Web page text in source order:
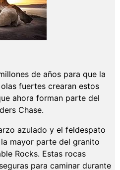
de años para que la
fuertes crearan estos
ahora forman parte del
Chase.
azulado y el feldespato
mayor parte del granito
Rocks. Estas rocas
para caminar durante